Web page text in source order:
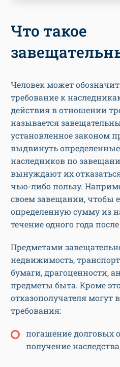
Что такое
Человек может
требование к
действия в отношении
называется
установленное законом
выдвинуть определенные
наследников по
вынуждают их
чью-либо пользу.
своем завещании, чтобы
определенную сумму из
течение одного года
Предметами
недвижимость,
бумаги, драгоценности,
предметы быта. Кроме
отказополучателя могут
требования:
погашение долговых
получение